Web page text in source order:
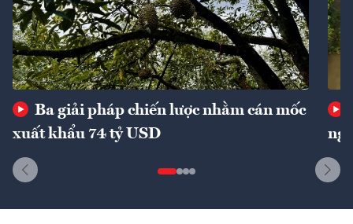
Ba giải pháp chiến lược nhằm cán mốc
xuất khẩu 74 tỷ USD